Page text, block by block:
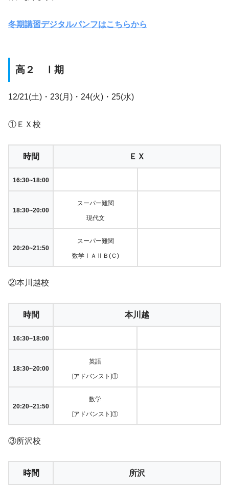
冬期講習デジタルパンフはこちらから
高２ Ⅰ期
12/21(土)・23(月)・24(火)・25(水)
①ＥＸ校
時間 ＥＸ
16:30~18:00
18:30~20:00
スーパー難関
現代文
20:20~21:50
スーパー難関
数学ⅠＡⅡＢ(Ｃ)
②本川越校
時間 本川越
16:30~18:00
18:30~20:00
英語
[アドバンスト]①
20:20~21:50
数学
[アドバンスト]①
③所沢校
時間 所沢